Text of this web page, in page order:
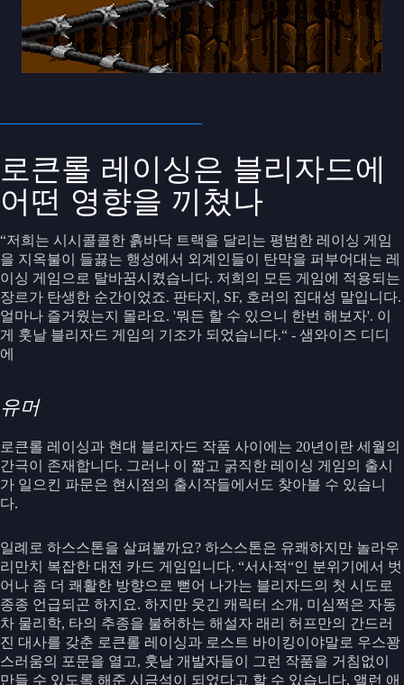
로큰롤 레이싱은 블리자드에
어떤 영향을 끼쳤나
“저희는 시시콜콜한 흙바닥 트랙을 달리는 평범한 레이싱 게임
을 지옥불이 들끓는 행성에서 외계인들이 탄막을 퍼부어대는 레
이싱 게임으로 탈바꿈시켰습니다. 저희의 모든 게임에 적용되는
장르가 탄생한 순간이었죠. 판타지, SF, 호러의 집대성 말입니다.
얼마나 즐거웠는지 몰라요. '뭐든 할 수 있으니 한번 해보자'. 이
게 훗날 블리자드 게임의 기조가 되었습니다.“ - 샘와이즈 디디
에
유머
로큰롤 레이싱과 현대 블리자드 작품 사이에는 20년이란 세월의
간극이 존재합니다. 그러나 이 짧고 굵직한 레이싱 게임의 출시
가 일으킨 파문은 현시점의 출시작들에서도 찾아볼 수 있습니
다.
일례로 하스스톤을 살펴볼까요? 하스스톤은 유쾌하지만 놀라우
리만치 복잡한 대전 카드 게임입니다. “서사적“인 분위기에서 벗
어나 좀 더 쾌활한 방향으로 뻗어 나가는 블리자드의 첫 시도로
종종 언급되곤 하지요. 하지만 웃긴 캐릭터 소개, 미심쩍은 자동
차 물리학, 타의 추종을 불허하는 해설자 래리 허프만의 간드러
진 대사를 갖춘 로큰롤 레이싱과 로스트 바이킹이야말로 우스꽝
스러움의 포문을 열고, 훗날 개발자들이 그런 작품을 거침없이
만들 수 있도록 해준 시금석이 되었다고 할 수 있습니다. 앨런 애